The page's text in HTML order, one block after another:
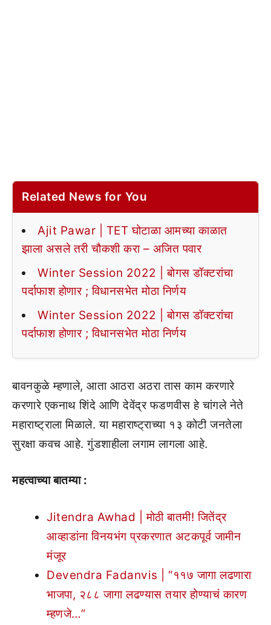
Related News for You
Ajit Pawar | TET घोटाळा आमच्या काळात
झाला असले तरी चौकशी करा – अजित पवार
Winter Session 2022 | बोगस डॉक्टरांचा
पर्दाफाश होणार ; विधानसभेत मोठा निर्णय
Winter Session 2022 | बोगस डॉक्टरांचा
पर्दाफाश होणार ; विधानसभेत मोठा निर्णय
बावनकुळे म्हणाले, आता आठरा अठरा तास काम करणारे
करणारे एकनाथ शिंदे आणि देवेंद्र फडणवीस हे चांगले नेते
महाराष्ट्राला मिळाले. या महाराष्ट्राच्या १३ कोटी जनतेला
सुरक्षा कवच आहे. गुंडशाहीला लगाम लागला आहे.
महत्वाच्या बातम्या :
Jitendra Awhad | मोठी बातमी! जितेंद्र
आव्हाडांना विनयभंग प्रकरणात अटकपूर्व जामीन
मंजूर
Devendra Fadanvis | “११७ जागा लढणारा
भाजपा, २८८ जागा लढण्यास तयार होण्याचं कारण
म्हणजे…”